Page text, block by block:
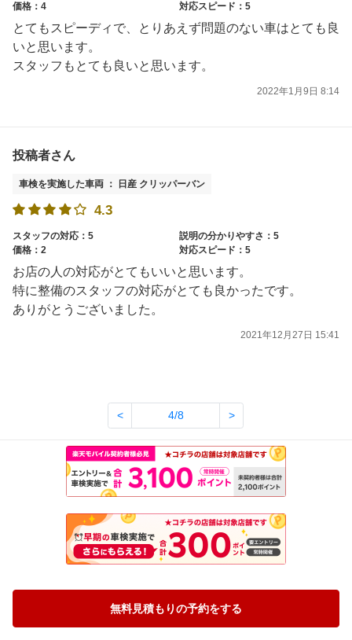
価格：4
対応スピード：5
とてもスピーディで、とりあえず問題のない車はとても良
いと思います。
スタッフもとても良いと思います。
2022年1月9日 8:14
投稿者さん
車検を実施した車両 ： 日産 クリッパーバン
4.3
スタッフの対応：5
説明の分かりやすさ：5
価格：2
対応スピード：5
お店の人の対応がとてもいいと思います。
特に整備のスタッフの対応がとても良かったです。
ありがとうございました。
2021年12月27日 15:41
< 4/8 >
無料見積もりの予約をする